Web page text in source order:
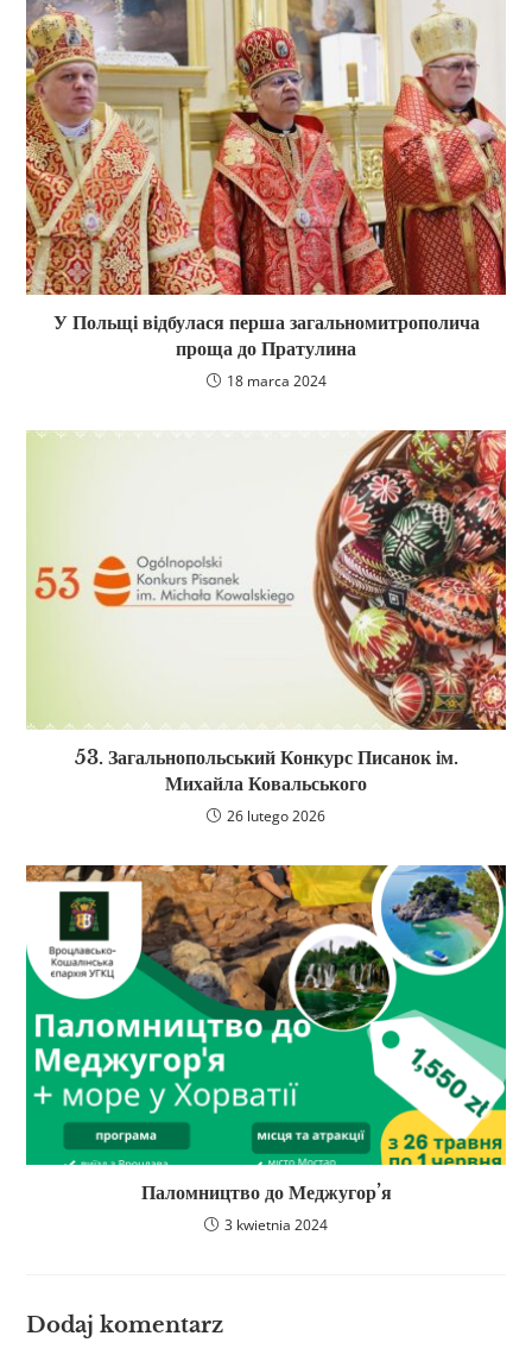
У Польщі відбулася перша загальномитрополича
проща до Пратулина
18 marca 2024
53. Загальнопольський Конкурс Писанок ім.
Михайла Ковальського
26 lutego 2026
Паломництво до Меджугор’я
3 kwietnia 2024
Dodaj komentarz